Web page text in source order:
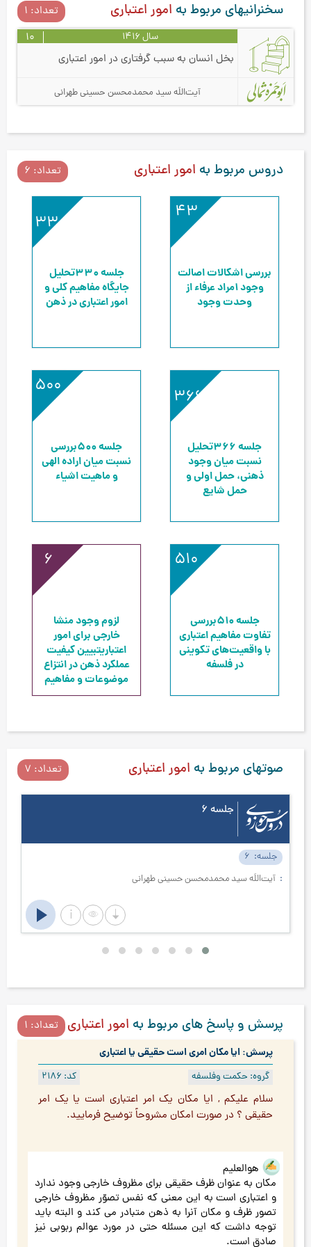
سخنرانیهای مربوط به امور اعتباری تعداد: 1
سال 1416 10
بخل انسان به سبب گرفتاری در امور اعتباری
آیت‌اللَه سید محمدمحسن حسینی طهرانی
دروس مربوط به امور اعتباری تعداد: 6
43
بررسی اشکالات اصالت
وجود 1 مراد عرفاء از
وحدت وجود
330
جلسه 330
تحلیل
جایگاه مفاهیم کلی و
امور اعتباری در ذهن
366
جلسه 366
تحلیل
نسبت میان وجود
ذهنی، حمل اولی و
حمل شایع
500
جلسه 500
بررسی
نسبت میان اراده الهی
و ماهیت اشیاء
510
جلسه 510
بررسی
تفاوت مفاهیم اعتباری
با واقعیت‌های تکوینی
در فلسفه
لزوم وجود منشا
خارجی برای امور
اعتباریتبیین کیفیت
عملکرد ذهن در انتزاع
موضوعات و مفاهیم
صوتهای مربوط به امور اعتباری تعداد: 7
جلسه 6
جلسه
آیت‌اللَه سید محمدمحسن حسینی طهرانی
پرسش و پاسخ های مربوط به امور اعتباری تعداد: 1
پرسش: ایا مکان امری است حقیقی یا اعتباری
کد: 2186 گروه: حکمت وفلسفه
سلام عليكم , ايا مكان يك امر اعتباري است يا يك امر
حقيقي ؟ در صورت امكان مشروحاً توضيح فرماييد.
هوالعلیم
مکان به عنوان ظرف حقیقی برای مظروف خارجی وجود ندارد
و اعتباری است به این معنی که نفس تصوّر مظروف خارجی
تصور ظرف و مکان آنرا به ذهن متبادر می کند و البته باید
توجه داشت که این مسئله حتی در مورد عوالم ربوبی نیز
صادق است.